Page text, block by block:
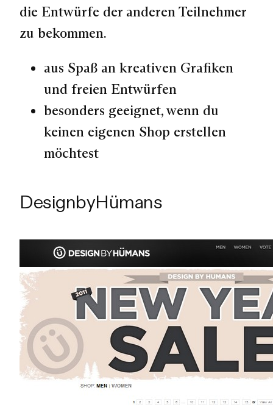
die Entwürfe der anderen Teilnehmer
zu bekommen.
aus Spaß an kreativen Grafiken
und freien Entwürfen
besonders geeignet, wenn du
keinen eigenen Shop erstellen
möchtest
DesignbyHümans